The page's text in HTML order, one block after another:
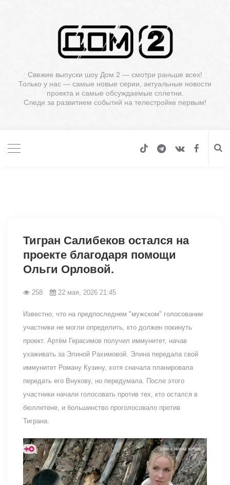
Свежие выпуски шоу Дом 2 — смотри раньше всех!
Только у нас — самые новые серии, актуальные новости
проекта и самые обсуждаемые сплетни.
Следи за развитием событий на телестройке первым!
Тигран Салибеков остался на
проекте благодаря помощи
Ольги Орловой.
258 22 мая, 2026 21:45
Известно, что на предпоследнем "мужском" голосовании
участники не могли определить, кто должен покинуть
проект. Артём Герасимов получил иммунитет, начав
ухаживать за Элиной Рахимовой. Элина передала свой
иммунитет Роману Кузину, хотя сначала планировала
передать его Внукову, но передумала. После этого
участники начали голосовать против тех, кто остался в
бюллетене, и большинство проголосовало против
Тиграна.